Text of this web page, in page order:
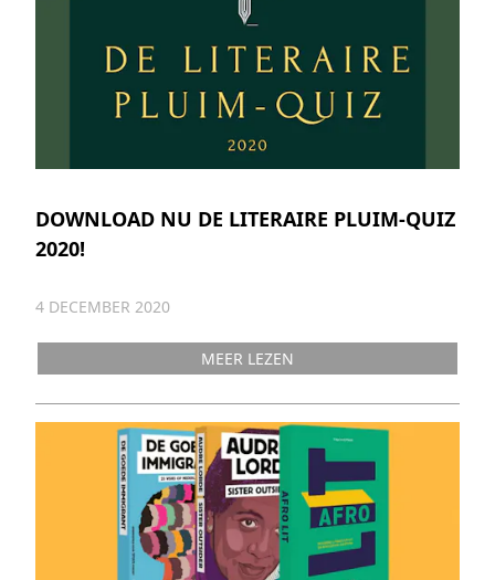
DOWNLOAD NU DE LITERAIRE PLUIM-QUIZ
2020!
4 DECEMBER 2020
MEER LEZEN